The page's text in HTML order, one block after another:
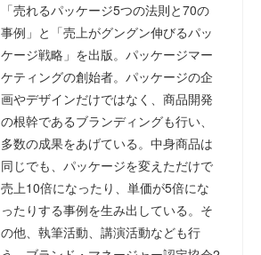
「売れるパッケージ5つの法則と70の
事例」と「売上がグングン伸びるパッ
ケージ戦略」を出版。パッケージマー
ケティングの創始者。パッケージの企
画やデザインだけではなく、商品開発
の根幹であるブランディングも行い、
多数の成果をあげている。中身商品は
同じでも、パッケージを変えただけで
売上10倍になったり、単価が5倍にな
ったりする事例を生み出している。そ
の他、執筆活動、講演活動なども行